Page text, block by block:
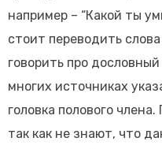
например – “Какой ты
стоит переводить
говорить про
многих источниках
головка полового
так как не знают, что